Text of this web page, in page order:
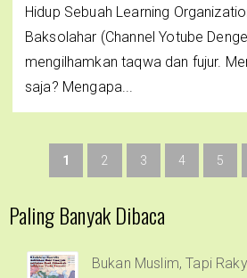
Hidup Sebuah Learning
Baksolahar (Channel Yotube
mengilhamkan taqwa dan fujur.
saja? Mengapa...
1 2 3 4 5
Paling Banyak Dibaca
Bukan Muslim, Tapi